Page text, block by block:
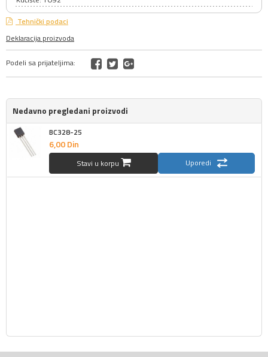
Tehnički podaci
Deklaracija proizvoda
Podeli sa prijateljima:
Nedavno pregledani proizvodi
BC328-25
6,00Din
Stavi u korpu Uporedi